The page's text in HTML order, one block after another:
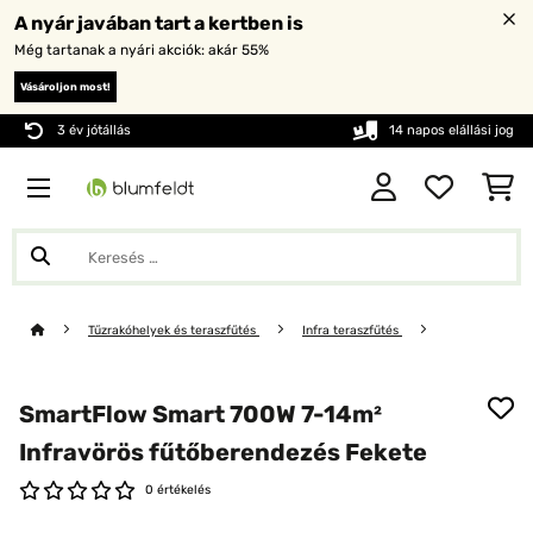
A nyár javában tart a kertben is
Még tartanak a nyári akciók: akár 55%
Vásároljon most!
3 év jótállás 14 napos elállási jog
Tűzrakóhelyek és teraszfűtés Infra teraszfűtés
SmartFlow Smart 700W 7-14m²
Infravörös fűtőberendezés Fekete
0 értékelés